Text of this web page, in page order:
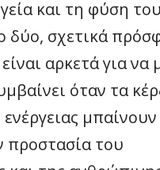
και τη φύση του
δύο, σχετικά
αρκετά για να
όταν τα
ενέργειας
προστασία του